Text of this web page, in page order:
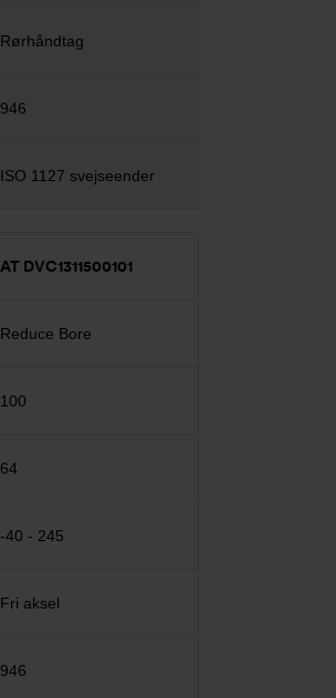
Rørhåndtag
946
ISO 1127 svejseender
AT DVC1311500101
Reduce Bore
100
64
-40 - 245
Fri aksel
946